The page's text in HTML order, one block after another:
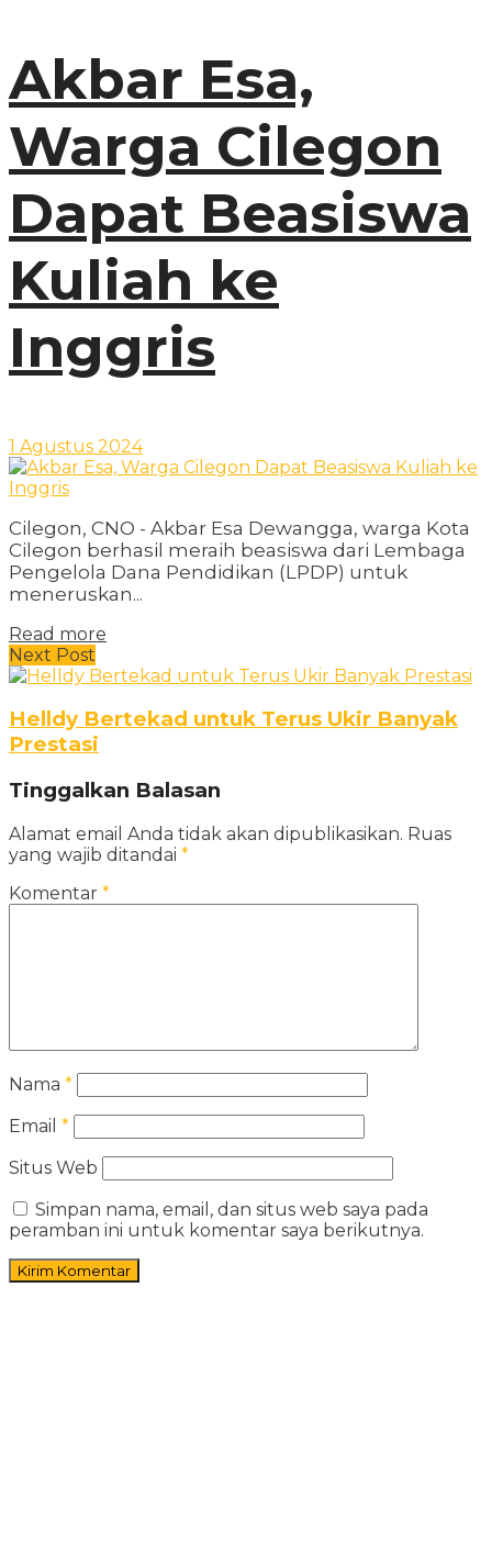
Akbar Esa,
Warga Cilegon
Dapat Beasiswa
Kuliah ke
Inggris
1 Agustus 2024
Cilegon, CNO - Akbar Esa Dewangga, warga Kota
Cilegon berhasil meraih beasiswa dari Lembaga
Pengelola Dana Pendidikan (LPDP) untuk
meneruskan...
Read more
Next Post
Helldy Bertekad untuk Terus Ukir Banyak
Prestasi
Tinggalkan Balasan
Alamat email Anda tidak akan dipublikasikan. Ruas
yang wajib ditandai *
Komentar *
Nama *
Email *
Situs Web
Simpan nama, email, dan situs web saya pada
peramban ini untuk komentar saya berikutnya.